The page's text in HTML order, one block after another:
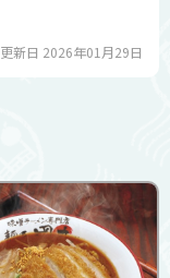
更新日 2026年01月29日